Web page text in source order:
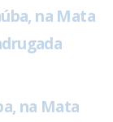
na Mata
na Mata